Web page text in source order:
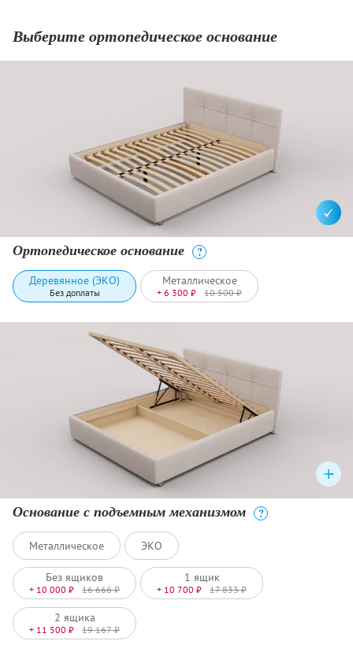
Выберите ортопедическое основание
Ортопедическое основание ?
Деревянное (ЭКО)
Без доплаты
Металлическое
+ 6 300 ₽ 10 500 ₽
Основание с подъемным механизмом ?
Металлическое ЭКО
Без ящиков
+ 10 000 ₽ 16 666 ₽
1 ящик
+ 10 700 ₽ 17 833 ₽
2 ящика
+ 11 500 ₽ 19 167 ₽